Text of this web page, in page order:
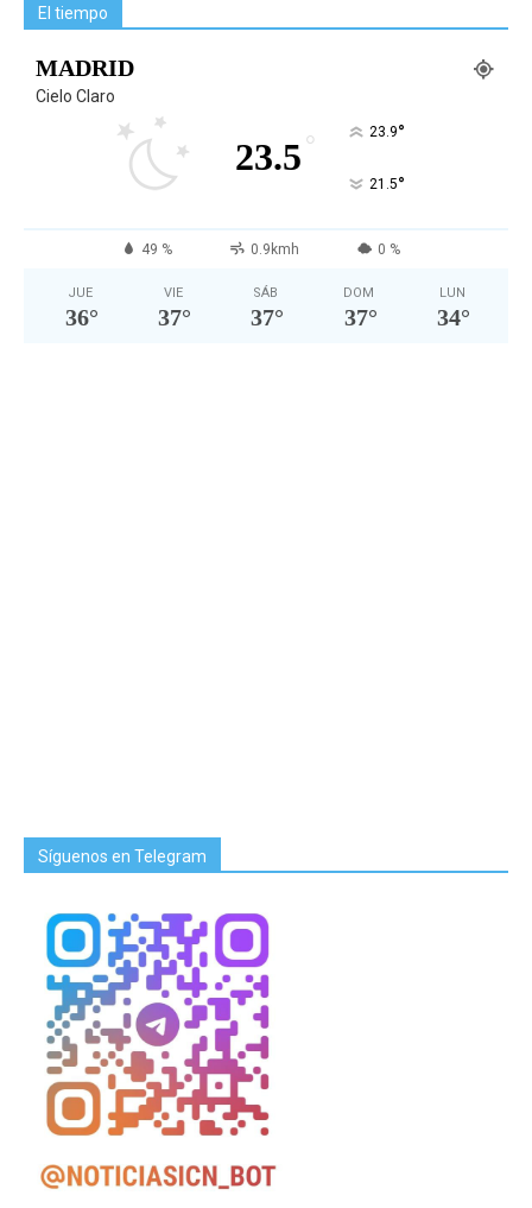
El tiempo
MADRID
Cielo Claro
23.5 ° 23.9°
21.5°
49 % 0.9kmh 0 %
JUE
36°
VIE
37°
SÁB
37°
DOM
37°
LUN
34°
Síguenos en Telegram